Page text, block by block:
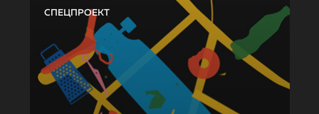
СПЕЦПРОЕКТ